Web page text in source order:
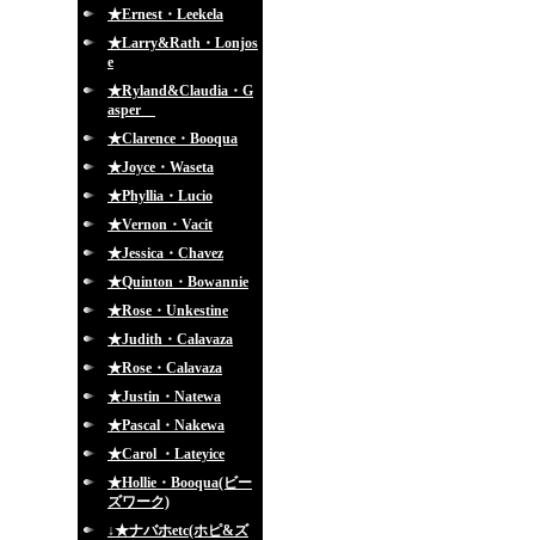
★Ernest・Leekela
★Larry&Rath・Lonjos
e
★Ryland&Claudia・G
asper
★Clarence・Booqua
★Joyce・Waseta
★Phyllia・Lucio
★Vernon・Vacit
★Jessica・Chavez
★Quinton・Bowannie
★Rose・Unkestine
★Judith・Calavaza
★Rose・Calavaza
★Justin・Natewa
★Pascal・Nakewa
★Carol ・Lateyice
★Hollie・Booqua(ビー
ズワーク)
↓★ナバホetc(ホピ&ズ